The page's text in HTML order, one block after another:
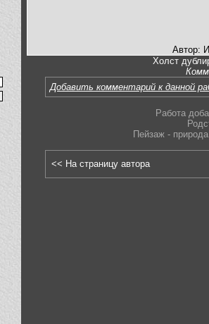
Автор:
Холст
Добавить комментарий к данной
Работа
Пейзаж - природа
<< На страницу автора